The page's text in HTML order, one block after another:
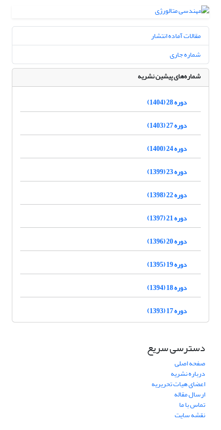
مقالات آماده انتشار
شماره جاری
شماره‌های پیشین نشریه
دوره 28 (1404)
دوره 27 (1403)
دوره 24 (1400)
دوره 23 (1399)
دوره 22 (1398)
دوره 21 (1397)
دوره 20 (1396)
دوره 19 (1395)
دوره 18 (1394)
دوره 17 (1393)
دسترسی سریع
صفحه اصلی
درباره نشریه
اعضای هیات تحریریه
ارسال مقاله
تماس با ما
نقشه سایت